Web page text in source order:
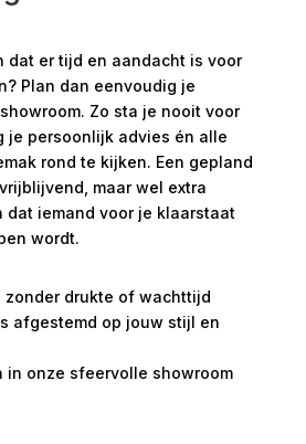
dat er tijd en aandacht is voor
Plan dan eenvoudig je
Zo sta je nooit voor
je persoonlijk advies én alle
rond te kijken. Een gepland
maar wel extra
dat iemand voor je klaarstaat
wordt.
zonder drukte of wachttijd
afgestemd op jouw stijl en
in onze sfeervolle showroom